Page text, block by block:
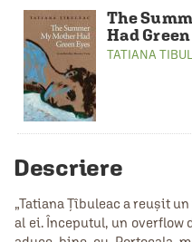
The
Had
TATIANA
Descriere
„Tatiana Țîbuleac a reușit
al ei. Începutul, un